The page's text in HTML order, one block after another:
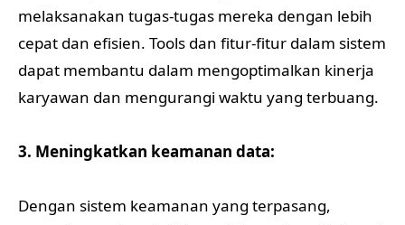
melaksanakan tugas-tugas mereka dengan lebih
cepat dan efisien. Tools dan fitur-fitur dalam sistem
dapat membantu dalam mengoptimalkan kinerja
karyawan dan mengurangi waktu yang terbuang.
3. Meningkatkan keamanan data:
Dengan sistem keamanan yang terpasang,